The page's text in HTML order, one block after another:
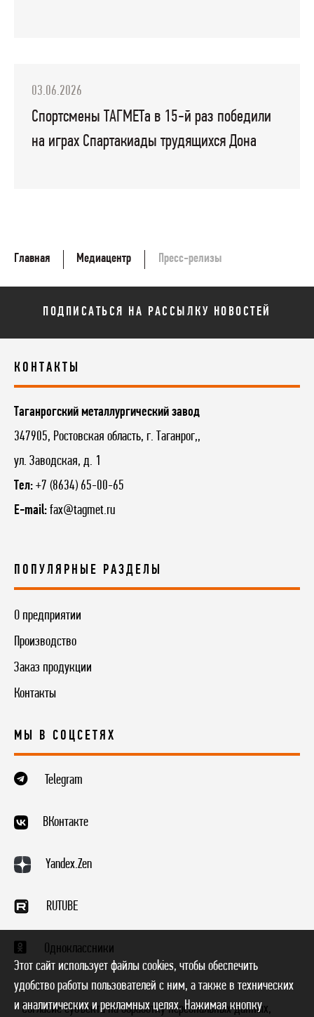
03.06.2026
Спортсмены ТАГМЕТа в 15-й раз победили
на играх Спартакиады трудящихся Дона
Главная Медиацентр Пресс-релизы
ПОДПИСАТЬСЯ НА РАССЫЛКУ НОВОСТЕЙ
КОНТАКТЫ
Таганрогский металлургический завод
347905, Ростовская область, г. Таганрог,,
ул. Заводская, д. 1
Тел: +7 (8634) 65-00-65
E-mail: fax@tagmet.ru
ПОПУЛЯРНЫЕ РАЗДЕЛЫ
О предприятии
Производство
Заказ продукции
Контакты
МЫ В СОЦСЕТЯХ
Telegram
ВКонтакте
Yandex.Zen
RUTUBE
Одноклассники
* Согласие субъекта на обработку персональных данных,
Этот сайт использует файлы cookies, чтобы обеспечить
удобство работы пользователей с ним, а также в технических
и аналитических и рекламных целях. Нажимая кнопку